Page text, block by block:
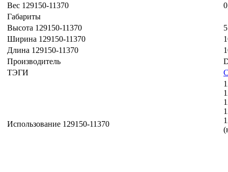
Вес 129150-11370
Габариты
Высота 129150-11370
5
Ширина 129150-11370
Длина 129150-11370
Производитель
ТЭГИ
Использование 129150-11370